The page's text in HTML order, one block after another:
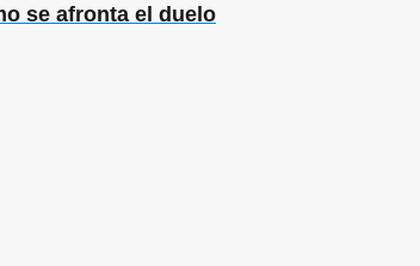
se afronta el duelo